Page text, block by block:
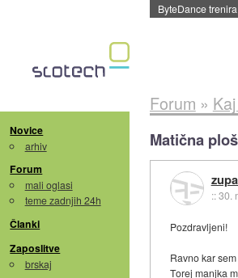
ByteDance
Novice
arhiv
Forum
mali oglasi
teme zadnjih 24h
Članki
Zaposlitve
brskaj
Forum »
Matična
::30.
Pozdravljeni!
Ravno kar
Torej manjka